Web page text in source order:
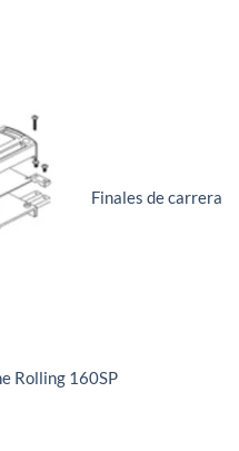
Finales de carrera
Rolling 160SP